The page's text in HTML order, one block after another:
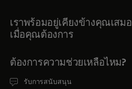
เราพร้อมอยู่เคียงข้างคุณเสมอ
เมื่อคุณต้องการ
ต้องการความช่วยเหลือไหม?
รับการสนับสนุน